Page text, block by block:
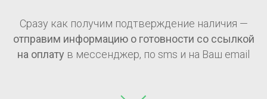
Сразу как получим подтверждение наличия —
отправим информацию о готовности со ссылкой
на оплату в мессенджер, по sms и на Ваш email